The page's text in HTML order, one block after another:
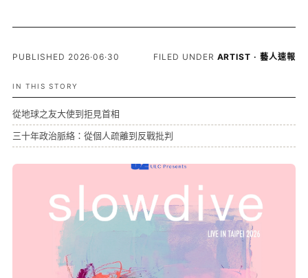
PUBLISHED 2026·06·30 FILED UNDER ARTIST · 藝人速報
IN THIS STORY
從地球之友大使到拒見首相
三十年政治脈絡：從個人疏離到反戰批判